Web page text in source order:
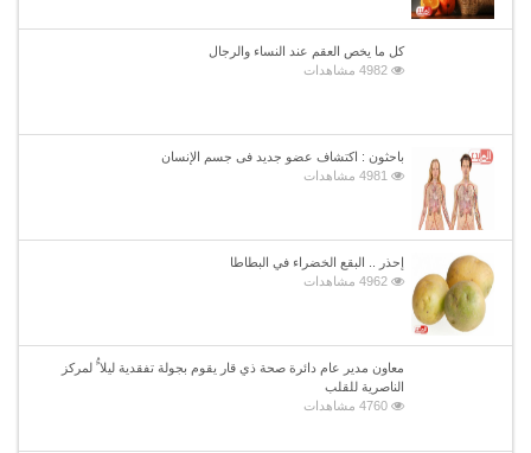
كل ما يخص العقم عند النساء والرجال
4982 مشاهدات
باحثون : اكتشاف عضو جديد فى جسم الإنسان
4981 مشاهدات
إحذر .. البقع الخضراء في البطاطا
4962 مشاهدات
معاون مدير عام دائرة صحة ذي قار يقوم بجولة تفقدية ليلا ًُ لمركز
الناصرية للقلب
4760 مشاهدات